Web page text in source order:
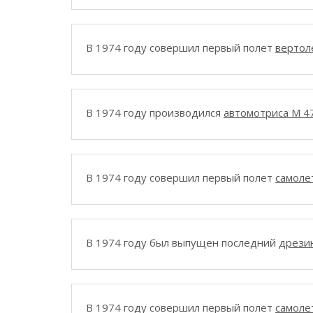
В 1974 году совершил первый полет
В 1974 году производился автомотриса M
В 1974 году совершил первый полет
В 1974 году был выпущен последний
В 1974 году совершил первый полет